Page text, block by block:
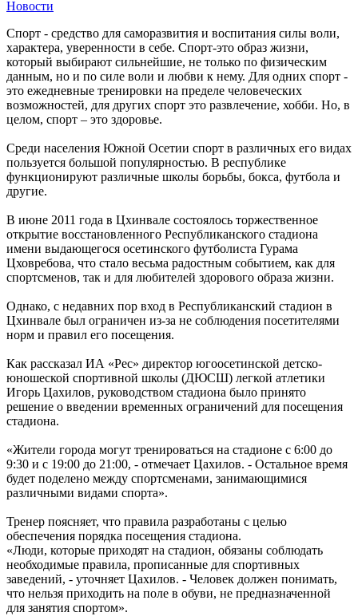
Новости
Спорт - средство для саморазвития и воспитания силы воли,
характера, уверенности в себе. Спорт-это образ жизни,
который выбирают сильнейшие, не только по физическим
данным, но и по силе воли и любви к нему. Для одних спорт -
это ежедневные тренировки на пределе человеческих
возможностей, для других спорт это развлечение, хобби. Но, в
целом, спорт – это здоровье.
Среди населения Южной Осетии спорт в различных его видах
пользуется большой популярностью. В республике
функционируют различные школы борьбы, бокса, футбола и
другие.
В июне 2011 года в Цхинвале состоялось торжественное
открытие восстановленного Республиканского стадиона
имени выдающегося осетинского футболиста Гурама
Цховребова, что стало весьма радостным событием, как для
спортсменов, так и для любителей здорового образа жизни.
Однако, с недавних пор вход в Республиканский стадион в
Цхинвале был ограничен из-за не соблюдения посетителями
норм и правил его посещения.
Как рассказал ИА «Рес» директор югоосетинской детско-
юношеской спортивной школы (ДЮСШ) легкой атлетики
Игорь Цахилов, руководством стадиона было принято
решение о введении временных ограничений для посещения
стадиона.
«Жители города могут тренироваться на стадионе с 6:00 до
9:30 и с 19:00 до 21:00, - отмечает Цахилов. - Остальное время
будет поделено между спортсменами, занимающимися
различными видами спорта».
Тренер поясняет, что правила разработаны с целью
обеспечения порядка посещения стадиона.
«Люди, которые приходят на стадион, обязаны соблюдать
необходимые правила, прописанные для спортивных
заведений, - уточняет Цахилов. - Человек должен понимать,
что нельзя приходить на поле в обуви, не предназначенной
для занятия спортом».